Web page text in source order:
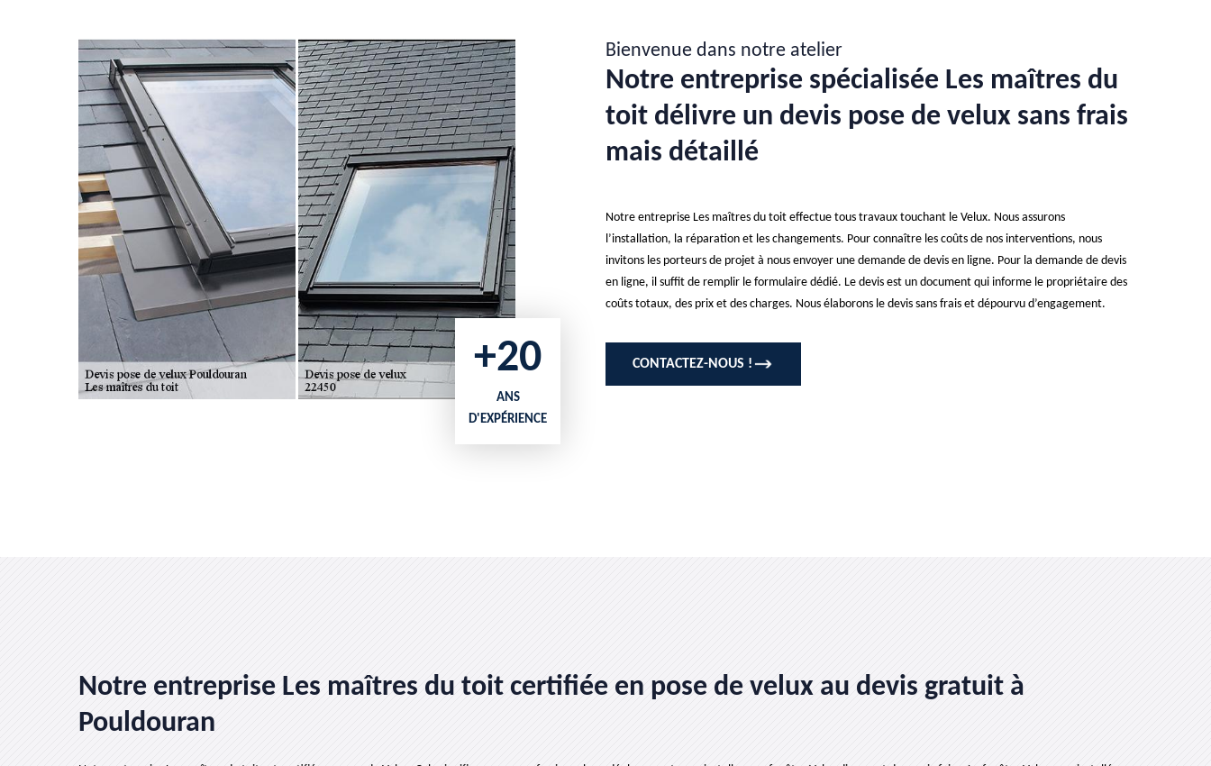
+20
ANS
D'EXPÉRIENCE
Bienvenue dans notre atelier
Notre entreprise spécialisée Les maîtres du
toit délivre un devis pose de velux sans frais
mais détaillé
Notre entreprise Les maîtres du toit effectue tous travaux touchant le Velux. Nous assurons
l’installation, la réparation et les changements. Pour connaître les coûts de nos interventions, nous
invitons les porteurs de projet à nous envoyer une demande de devis en ligne. Pour la demande de devis
en ligne, il suffit de remplir le formulaire dédié. Le devis est un document qui informe le propriétaire des
coûts totaux, des prix et des charges. Nous élaborons le devis sans frais et dépourvu d’engagement.
CONTACTEZ-NOUS !
Notre entreprise Les maîtres du toit certifiée en pose de velux au devis gratuit à
Pouldouran